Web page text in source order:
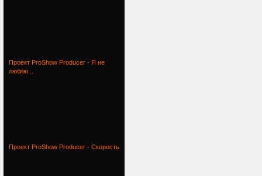
Проект ProShow Producer - Я не
люблю...
Проект ProShow Producer - Скорость